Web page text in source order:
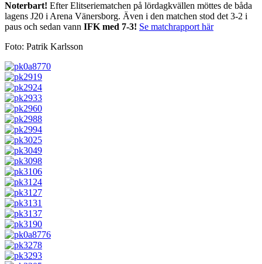
Noterbart! Efter Elitseriematchen på lördagkvällen möttes de båda
lagens J20 i Arena Vänersborg. Även i den matchen stod det 3-2 i
paus och sedan vann IFK med 7-3! Se matchrapport här
Foto: Patrik Karlsson